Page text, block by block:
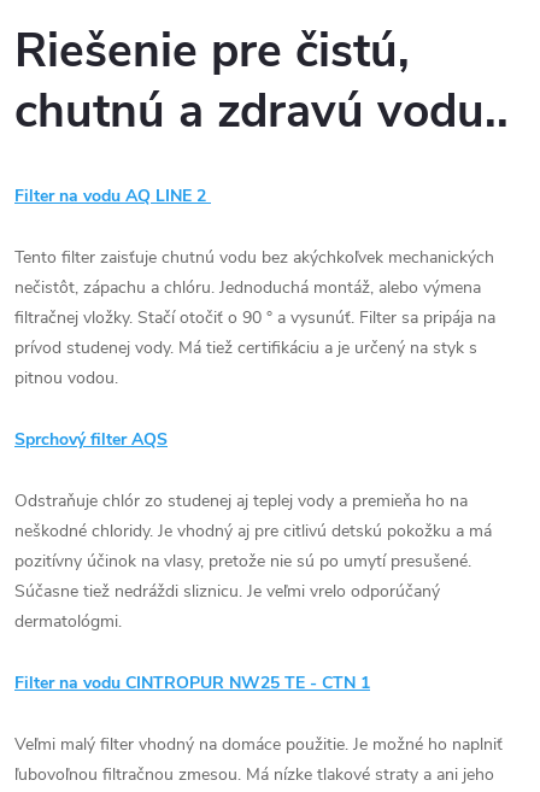
Riešenie pre čistú,
chutnú a zdravú vodu..
Filter na vodu AQ LINE 2
Tento filter zaisťuje chutnú vodu bez akýchkoľvek mechanických
nečistôt, zápachu a chlóru. Jednoduchá montáž, alebo výmena
filtračnej vložky. Stačí otočiť o 90 ° a vysunúť. Filter sa pripája na
prívod studenej vody. Má tiež certifikáciu a je určený na styk s
pitnou vodou.
Sprchový filter AQS
Odstraňuje chlór zo studenej aj teplej vody a premieňa ho na
neškodné chloridy. Je vhodný aj pre citlivú detskú pokožku a má
pozitívny účinok na vlasy, pretože nie sú po umytí presušené.
Súčasne tiež nedráždi sliznicu. Je veľmi vrelo odporúčaný
dermatológmi.
Filter na vodu CINTROPUR NW25 TE - CTN 1
Veľmi malý filter vhodný na domáce použitie. Je možné ho naplniť
ľubovoľnou filtračnou zmesou. Má nízke tlakové straty a ani jeho